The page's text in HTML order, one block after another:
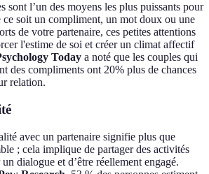
sont l’un des moyens les plus puissants pour
ce soit un compliment, un mot doux ou une
de votre partenaire, ces petites attentions
l'estime de soi et créer un climat affectif
Today a noté que les couples qui
des compliments ont 20% plus de chances
relation.
avec un partenaire signifie plus que
; cela implique de partager des activités
dialogue et d’être réellement engagé.